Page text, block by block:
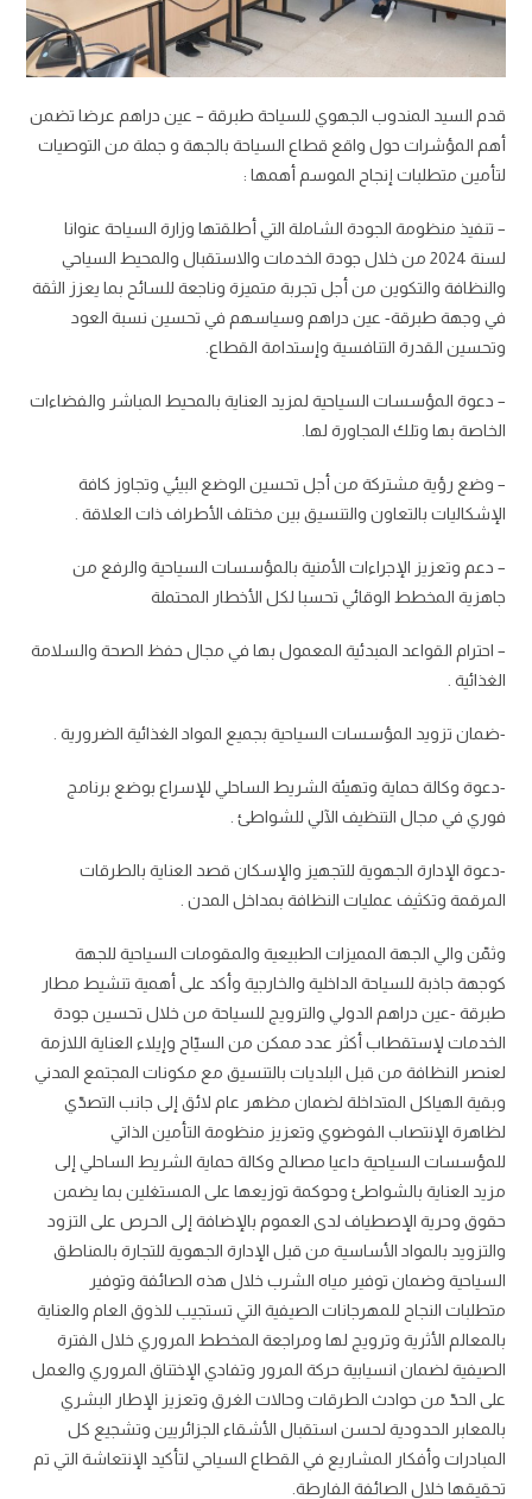
قدم السيد المندوب الجهوي للسياحة طبرقة – عين دراهم عرضا تضمن
أهم المؤشرات حول واقع قطاع السياحة بالجهة و جملة من التوصيات
لتأمين متطلبات إنجاح الموسم أهمها :
– تنفيذ منظومة الجودة الشاملة التي أطلقتها وزارة السياحة عنوانا
لسنة 2024 من خلال جودة الخدمات والاستقبال والمحيط السياحي
والنظافة والتكوين من أجل تجربة متميزة وناجعة للسائح بما يعزز الثقة
في وجهة طبرقة- عين دراهم وسياسهم في تحسين نسبة العود
وتحسين القدرة التنافسية وإستدامة القطاع.
– دعوة المؤسسات السياحية لمزيد العناية بالمحيط المباشر والفضاءات
الخاصة بها وتلك المجاورة لها.
– وضع رؤية مشتركة من أجل تحسين الوضع البيئي وتجاوز كافة
الإشكاليات بالتعاون والتنسيق بين مختلف الأطراف ذات العلاقة .
– دعم وتعزيز الإجراءات الأمنية بالمؤسسات السياحية والرفع من
جاهزية المخطط الوقائي تحسبا لكل الأخطار المحتملة
– احترام القواعد المبدئية المعمول بها في مجال حفظ الصحة والسلامة
الغذائية .
-ضمان تزويد المؤسسات السياحية بجميع المواد الغذائية الضرورية .
-دعوة وكالة حماية وتهيئة الشريط الساحلي للإسراع بوضع برنامج
فوري في مجال التنظيف الآلي للشواطئ .
-دعوة الإدارة الجهوية للتجهيز والإسكان قصد العناية بالطرقات
المرقمة وتكثيف عمليات النظافة بمداخل المدن .
وثمّن والي الجهة المميزات الطبيعية والمقومات السياحية للجهة
كوجهة جاذبة للسياحة الداخلية والخارجية وأكد على أهمية تنشيط مطار
طبرقة -عين دراهم الدولي والترويج للسياحة من خلال تحسين جودة
الخدمات لإستقطاب أكثر عدد ممكن من السيّاح وإيلاء العناية اللازمة
لعنصر النظافة من قبل البلديات بالتنسيق مع مكونات المجتمع المدني
وبقية الهياكل المتداخلة لضمان مظهر عام لائق إلى جانب التصدّي
لظاهرة الإنتصاب الفوضوي وتعزيز منظومة التأمين الذاتي
للمؤسسات السياحية داعيا مصالح وكالة حماية الشريط الساحلي إلى
مزيد العناية بالشواطئ وحوكمة توزيعها على المستغلين بما يضمن
حقوق وحرية الإصطياف لدى العموم بالإضافة إلى الحرص على التزود
والتزويد بالمواد الأساسية من قبل الإدارة الجهوية للتجارة بالمناطق
السياحية وضمان توفير مياه الشرب خلال هذه الصائفة وتوفير
متطلبات النجاح للمهرجانات الصيفية التي تستجيب للذوق العام والعناية
بالمعالم الأثرية وترويج لها ومراجعة المخطط المروري خلال الفترة
الصيفية لضمان انسيابية حركة المرور وتفادي الإختناق المروري والعمل
على الحدّ من حوادث الطرقات وحالات الغرق وتعزيز الإطار البشري
بالمعابر الحدودية لحسن استقبال الأشقاء الجزائريين وتشجيع كل
المبادرات وأفكار المشاريع في القطاع السياحي لتأكيد الإنتعاشة التي تم
تحقيقها خلال الصائفة الفارطة.